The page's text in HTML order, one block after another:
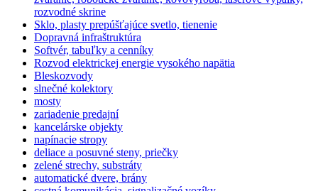
rozvodné skrine
Sklo, plasty prepúšťajúce svetlo, tienenie
Dopravná infraštruktúra
Softvér, tabuľky a cenníky
Rozvod elektrickej energie vysokého napätia
Bleskozvody
slnečné kolektory
mosty
zariadenie predajní
kancelárske objekty
napínacie stropy
deliace a posuvné steny, priečky
zelené strechy, substráty
automatické dvere, brány